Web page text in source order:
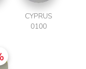
CYPRUS
0100